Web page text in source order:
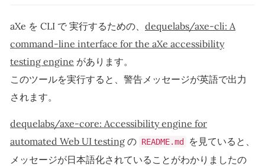
aXe を CLI で 実行するための、 dequelabs/axe-cli: A
command-line interface for the aXe accessibility
testing engine があります。
このツールを実行すると、警告メッセージが英語で出力
されます。
dequelabs/axe-core: Accessibility engine for
automated Web UI testing の README.md
を見ていると、
メッセージが日本語化されていることがわかりましたの